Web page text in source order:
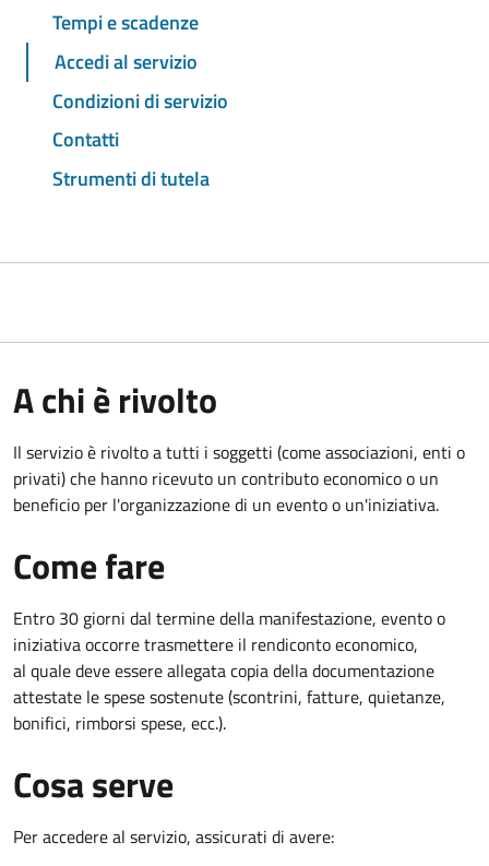
Tempi e scadenze
Accedi al servizio
Condizioni di servizio
Contatti
Strumenti di tutela
A chi è rivolto
Il servizio è rivolto a tutti i soggetti (come associazioni, enti o
privati) che hanno ricevuto un contributo economico o un
beneficio per l'organizzazione di un evento o un'iniziativa.
Come fare
Entro 30 giorni dal termine della manifestazione, evento o
iniziativa occorre trasmettere il rendiconto economico,
al quale deve essere allegata copia della documentazione
attestate le spese sostenute (scontrini, fatture, quietanze,
bonifici, rimborsi spese, ecc.).
Cosa serve
Per accedere al servizio, assicurati di avere: